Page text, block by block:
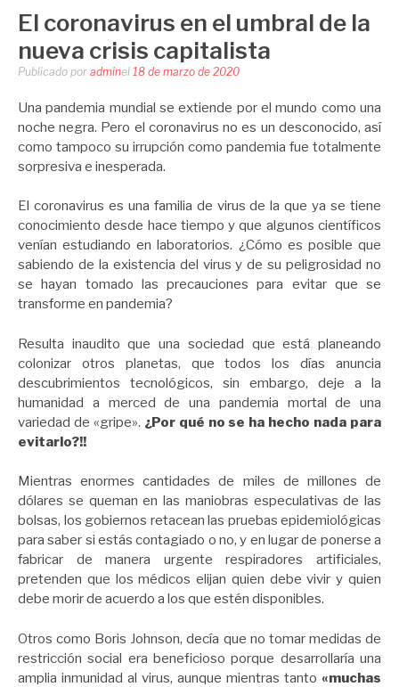
El coronavirus en el umbral de la
nueva crisis capitalista
Publicado por adminel 18 de marzo de 2020
Una pandemia mundial se extiende por el mundo como una
noche negra. Pero el coronavirus no es un desconocido, así
como tampoco su irrupción como pandemia fue totalmente
sorpresiva e inesperada.
El coronavirus es una familia de virus de la que ya se tiene
conocimiento desde hace tiempo y que algunos científicos
venían estudiando en laboratorios. ¿Cómo es posible que
sabiendo de la existencia del virus y de su peligrosidad no
se hayan tomado las precauciones para evitar que se
transforme en pandemia?
Resulta inaudito que una sociedad que está planeando
colonizar otros planetas, que todos los días anuncia
descubrimientos tecnológicos, sin embargo, deje a la
humanidad a merced de una pandemia mortal de una
variedad de «gripe». ¿Por qué no se ha hecho nada para
evitarlo?!!
Mientras enormes cantidades de miles de millones de
dólares se queman en las maniobras especulativas de las
bolsas, los gobiernos retacean las pruebas epidemiológicas
para saber si estás contagiado o no, y en lugar de ponerse a
fabricar de manera urgente respiradores artificiales,
pretenden que los médicos elijan quien debe vivir y quien
debe morir de acuerdo a los que estén disponibles.
Otros como Boris Johnson, decía que no tomar medidas de
restricción social era beneficioso porque desarrollaría una
amplia inmunidad al virus, aunque mientras tanto «muchas